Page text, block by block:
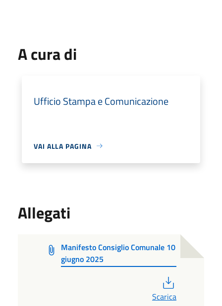
A cura di
Ufficio Stampa e Comunicazione
VAI ALLA PAGINA
Allegati
Manifesto Consiglio Comunale 10
giugno 2025
Scarica